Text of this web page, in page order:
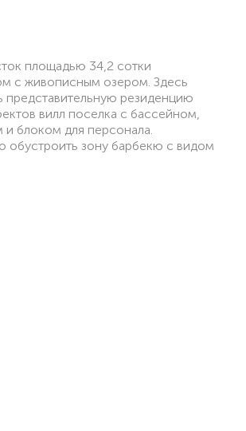
площадью 34,2 сотки
с живописным озером. Здесь
резиденцию
вилл поселка с бассейном,
блоком для персонала.
обустроить зону барбекю с видом